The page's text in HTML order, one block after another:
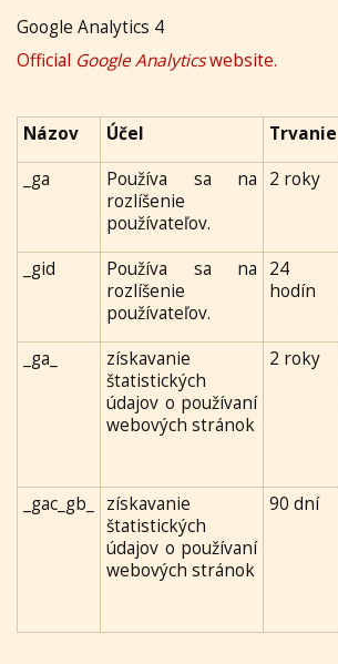
Google Analytics 4
Official Google Analyticswebsite.
Názov Účel Trvanie
_ga
Používa sa na
rozlíšenie
používateľov.
2 roky
_gid
Používa sa na
rozlíšenie
používateľov.
24
hodín
_ga_
získavanie
štatistických
údajov o používaní
webových stránok
2 roky
_gac_gb_
získavanie
štatistických
údajov o používaní
webových stránok
90 dní